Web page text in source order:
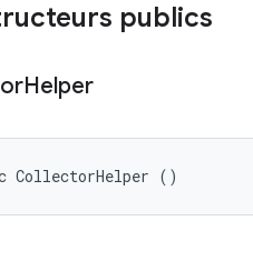
publics
Helper
CollectorHelper ()